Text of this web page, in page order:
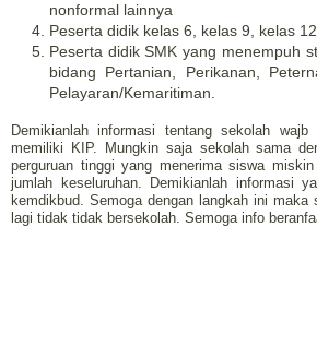
nonformal lainnya
Peserta didik kelas 6, kelas 9, kelas
Peserta didik SMK yang menempuh
bidang Pertanian, Perikanan,
Pelayaran/Kemaritiman.
Demikianlah informasi tentang sekolah
memiliki KIP. Mungkin saja sekolah sama
perguruan tinggi yang menerima siswa
jumlah keseluruhan. Demikianlah informasi
kemdikbud. Semoga dengan langkah ini
lagi tidak tidak bersekolah. Semoga info